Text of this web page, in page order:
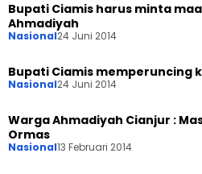
Bupati Ciamis harus minta
Ahmadiyah
Nasional24 Juni 2014
Bupati Ciamis memperuncing
Nasional24 Juni 2014
Warga Ahmadiyah Cianjur :
Ormas
Nasional13 Februari 2014